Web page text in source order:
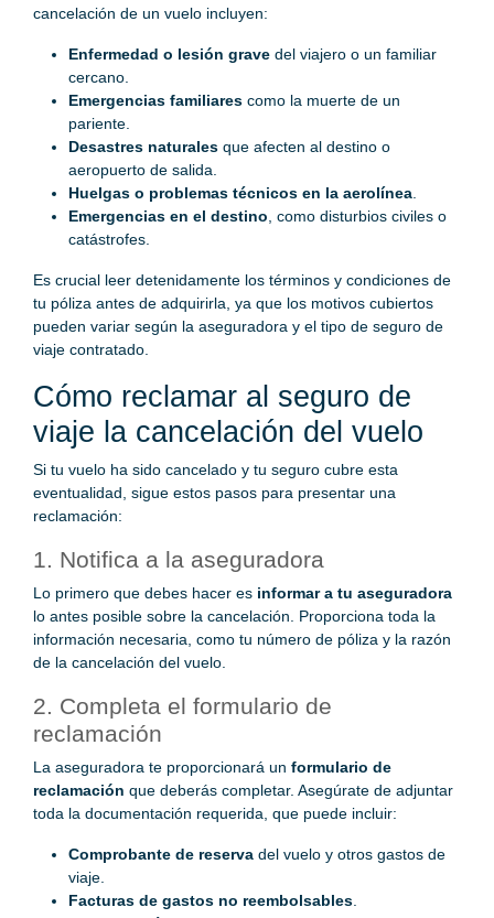
cancelación de un vuelo incluyen:
Enfermedad o lesión grave del viajero o un familiar
cercano.
Emergencias familiares como la muerte de un
pariente.
Desastres naturales que afecten al destino o
aeropuerto de salida.
Huelgas o problemas técnicos en la aerolínea
Emergencias en el destino , como disturbios civiles o
catástrofes.
Es crucial leer detenidamente los términos y condiciones de
tu póliza antes de adquirirla, ya que los motivos cubiertos
pueden variar según la aseguradora y el tipo de seguro de
viaje contratado.
Cómo reclamar al seguro de
viaje la cancelación del vuelo
Si tu vuelo ha sido cancelado y tu seguro cubre esta
eventualidad, sigue estos pasos para presentar una
reclamación:
1. Notifica a la aseguradora
Lo primero que debes hacer es informar a tu aseguradora
lo antes posible sobre la cancelación. Proporciona toda la
información necesaria, como tu número de póliza y la razón
de la cancelación del vuelo.
2. Completa el formulario de
reclamación
La aseguradora te proporcionará un formulario de
reclamación que deberás completar. Asegúrate de adjuntar
toda la documentación requerida, que puede incluir:
Comprobante de reserva del vuelo y otros gastos de
viaje.
Facturas de gastos no reembolsables